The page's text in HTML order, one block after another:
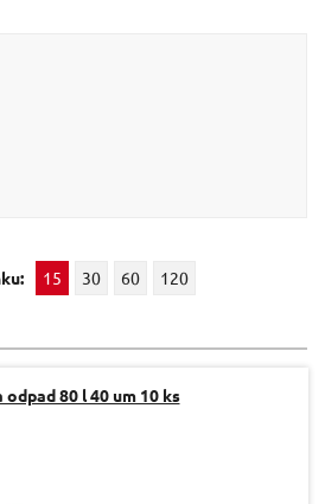
15 30 60
120
odpad 80 l 40 um 10 ks